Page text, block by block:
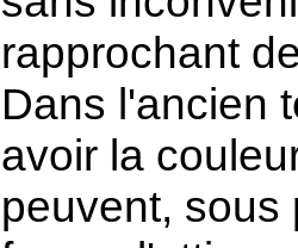
rapprochant
Dans l'ancien
avoir la
peuvent, sous